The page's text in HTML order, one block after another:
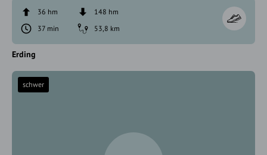
36 hm
148 hm
37 min
53,8 km
Erding
schwer